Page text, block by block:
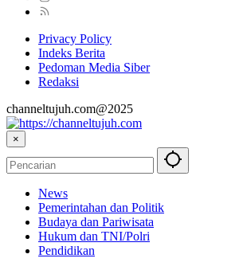
Privacy Policy
Indeks Berita
Pedoman Media Siber
Redaksi
channeltujuh.com@2025
×
News
Pemerintahan dan Politik
Budaya dan Pariwisata
Hukum dan TNI/Polri
Pendidikan